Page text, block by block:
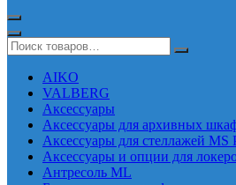
AIKO
VALBERG
Аксессуары
Аксессуары для архивных
Аксессуары для стеллажей MS
Аксессуары и опции для
Антресоль ML